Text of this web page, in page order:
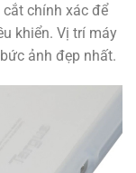
chính xác để
khiển. Vị trí máy
ảnh đẹp nhất.